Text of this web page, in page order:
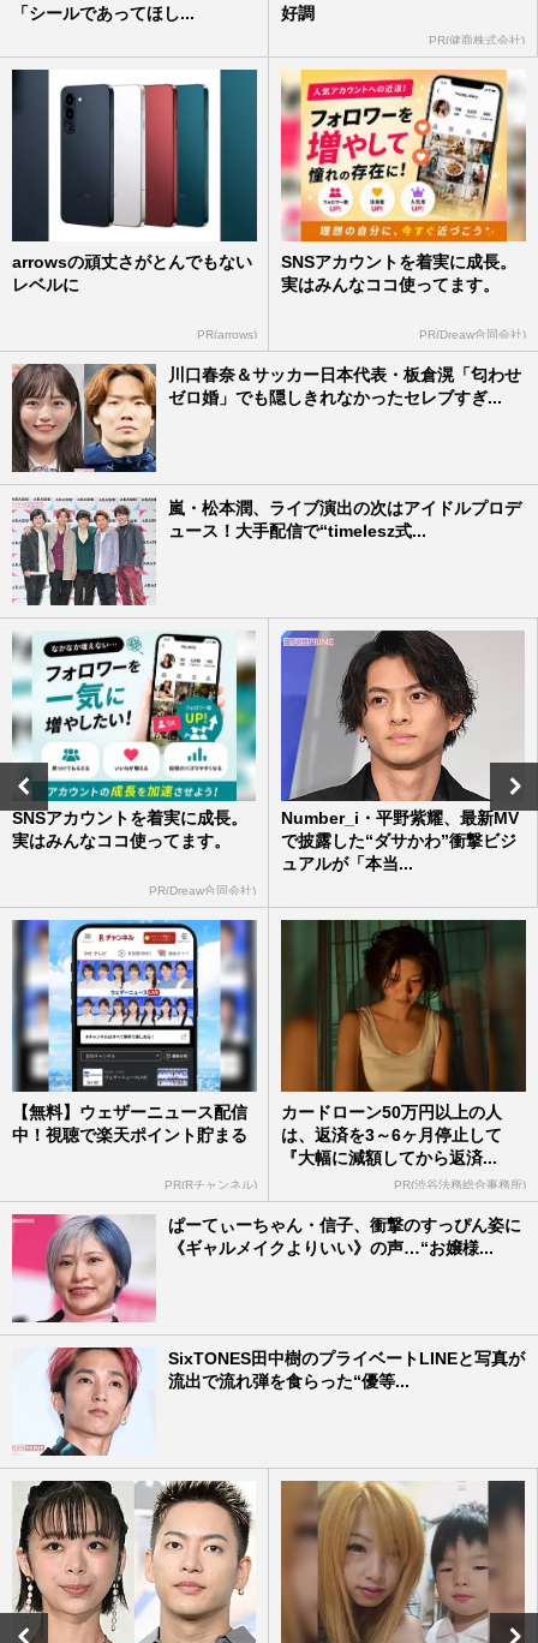
「シールであってほし...
好調
PR(健商株式会社)
arrowsの頑丈さがとんでもない
レベルに
PR(arrows)
SNSアカウントを着実に成長。
実はみんなココ使ってます。
PR(Dreaw合同会社)
川口春奈＆サッカー日本代表・板倉滉「匂わせ
ゼロ婚」でも隠しきれなかったセレブすぎ...
嵐・松本潤、ライブ演出の次はアイドルプロデ
ュース！大手配信で“timelesz式...
SNSアカウントを着実に成長。
実はみんなココ使ってます。
PR(Dreaw合同会社)
Number_i・平野紫耀、最新MV
で披露した“ダサかわ”衝撃ビジ
ュアルが「本当...
【無料】ウェザーニュース配信
中！視聴で楽天ポイント貯まる
PR(Rチャンネル)
カードローン50万円以上の人
は、返済を3～6ヶ月停止して
『大幅に減額してから返済...
PR(渋谷法務総合事務所)
ぱーてぃーちゃん・信子、衝撃のすっぴん姿に
《ギャルメイクよりいい》の声…“お嬢様...
SixTONES田中樹のプライベートLINEと写真が
流出で流れ弾を食らった“優等...